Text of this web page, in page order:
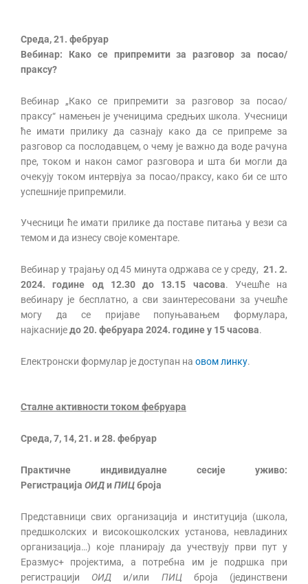
Среда, 21. фебруар
Вебинар: Како се припремити за разговор за посао/
праксу?
Вебинар „Како се припремити за разговор за посао/
праксу“ намењен је ученицима средњих школа. Учесници
ће имати прилику да сазнају како да се припреме за
разговор са послодавцем, о чему је важно да воде рачуна
пре, током и након самог разговора и шта би могли да
очекују током интервјуа за посао/праксу, како би се што
успешније припремили.
Учесници ће имати прилике да поставе питања у вези са
темом и да изнесу своје коментаре.
Вебинар у трајању од 45 минута одржава се у среду, 21. 2.
2024. године
од 12.30 до 13.15 часова. Учешће на
вебинару је бесплатно, а сви заинтересовани за учешће
могу да се пријаве попуњавањем формулара,
најкасниједо 20. фебруара 2024. године у 15 часова.
Електронски формулар је доступан на овом линку.
Сталне активности током фебруара
Среда, 7, 14, 21. и 28. фебруар
Практичне индивидуалне сесије уживо:
Регистрација ОИДиПИЦброја
Представници свих организација и институција (школа,
предшколских и високошколских установа, невладиних
организација…) које планирају да учествују први пут у
Еразмус+ пројектима, а потребна им је подршка при
регистрацији ОИД и/или ПИЦ броја (јединствени